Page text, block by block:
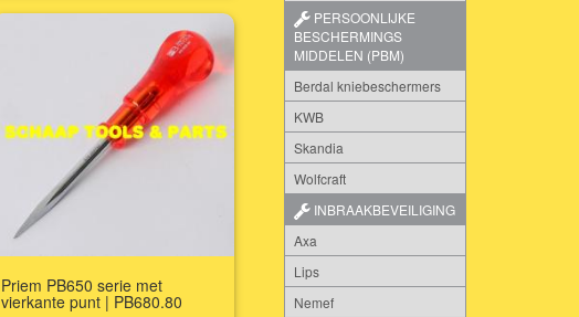
Priem PB650 serie met
vierkante punt | PB680.80
PERSOONLIJKE
BESCHERMINGS
MIDDELEN (PBM)
Berdal kniebeschermers
KWB
Skandia
Wolfcraft
INBRAAKBEVEILIGING
Axa
Lips
Nemef